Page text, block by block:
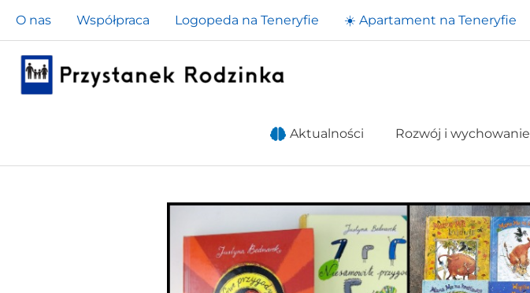
Przejdź
do
treści
O nas Współpraca Logopeda na Teneryfie ☀️ Apartament na Teneryfie
Aktualności Rozwój i wychowanie